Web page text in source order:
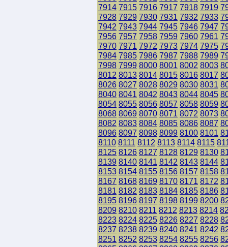
7914 7915 7916 7917 7918 7919
7928 7929 7930 7931 7932 7933
7942 7943 7944 7945 7946 7947
7956 7957 7958 7959 7960 7961
7970 7971 7972 7973 7974 7975
7984 7985 7986 7987 7988 7989
7998 7999 8000 8001 8002 8003
8012 8013 8014 8015 8016 8017
8026 8027 8028 8029 8030 8031
8040 8041 8042 8043 8044 8045
8054 8055 8056 8057 8058 8059
8068 8069 8070 8071 8072 8073
8082 8083 8084 8085 8086 8087
8096 8097 8098 8099 8100 8101
8110 8111 8112 8113 8114 8115
8125 8126 8127 8128 8129 8130
8139 8140 8141 8142 8143 8144
8153 8154 8155 8156 8157 8158
8167 8168 8169 8170 8171 8172
8181 8182 8183 8184 8185 8186
8195 8196 8197 8198 8199 8200
8209 8210 8211 8212 8213 8214
8223 8224 8225 8226 8227 8228
8237 8238 8239 8240 8241 8242
8251 8252 8253 8254 8255 8256